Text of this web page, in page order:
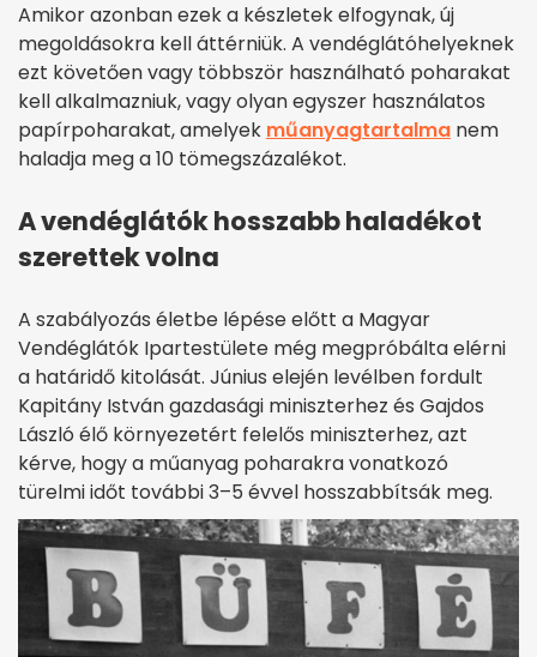
Amikor azonban ezek a készletek elfogynak, új
megoldásokra kell áttérniük. A vendéglátóhelyeknek
ezt követően vagy többször használható poharakat
kell alkalmazniuk, vagy olyan egyszer használatos
papírpoharakat, amelyek műanyagtartalma nem
haladja meg a 10 tömegszázalékot.
A vendéglátók hosszabb haladékot
szerettek volna
A szabályozás életbe lépése előtt a Magyar
Vendéglátók Ipartestülete még megpróbálta elérni
a határidő kitolását. Június elején levélben fordult
Kapitány István gazdasági miniszterhez és Gajdos
László élő környezetért felelős miniszterhez, azt
kérve, hogy a műanyag poharakra vonatkozó
türelmi időt további 3–5 évvel hosszabbítsák meg.